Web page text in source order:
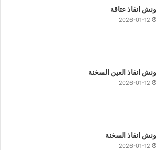
ونش انقاذ عتاقة
2026-01-12
ونش انقاذ العين السخنة
2026-01-12
ونش انقاذ السخنة
2026-01-12